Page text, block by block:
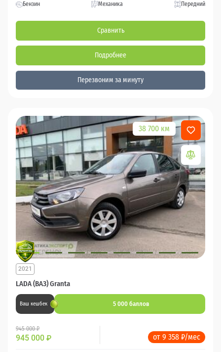
Бензин Механика Передний
Сравнить
Подробнее
Перезвоним за минуту
38 700 км
LADA (ВАЗ) Granta
2021
Ваш кешбек 5 000 баллов
945 000 ₽
945 000 ₽ от 9 358 ₽/мес